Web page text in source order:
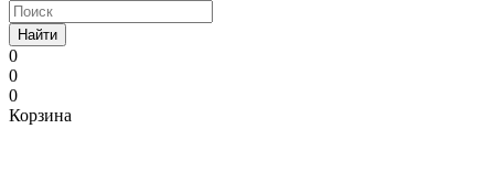
Найти
0
0
0
Корзина